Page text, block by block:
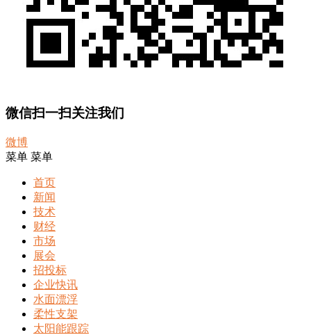
微信扫一扫关注我们
微博
菜单 菜单
首页
新闻
技术
财经
市场
展会
招投标
企业快讯
水面漂浮
柔性支架
太阳能跟踪